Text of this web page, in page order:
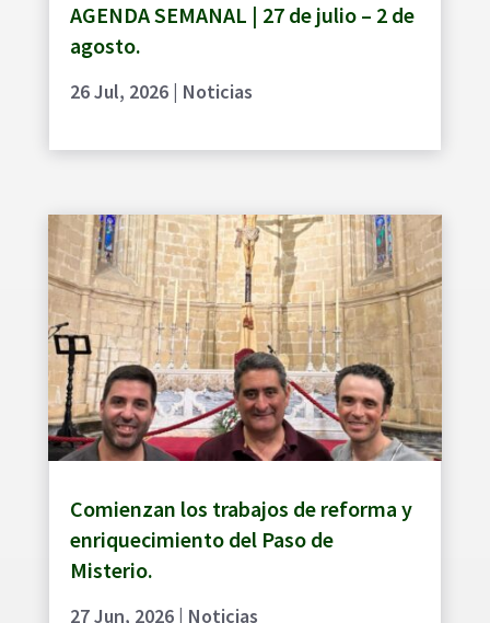
AGENDA SEMANAL | 27 de julio – 2 de
agosto.
26 Jul, 2026| Noticias
Comienzan los trabajos de reforma y
enriquecimiento del Paso de
Misterio.
27 Jun, 2026| Noticias